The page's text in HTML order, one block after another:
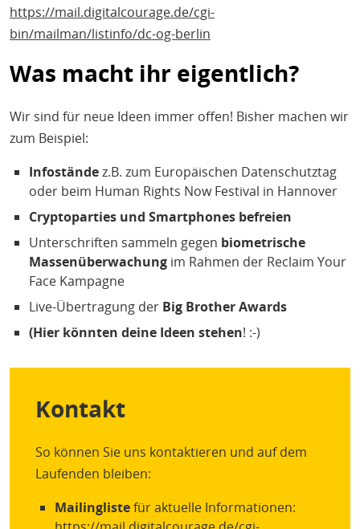
https://mail.digitalcourage.de/cgi-
bin/mailman/listinfo/dc-og-berlin
Was macht ihr eigentlich?
Wir sind für neue Ideen immer offen! Bisher machen wir
zum Beispiel:
Infoständez.B. zum Europäischen Datenschutztag
oder beim Human Rights Now Festival in Hannover
Cryptoparties und Smartphones befreien
Unterschriften sammeln gegen biometrische
Massenüberwachung im Rahmen der Reclaim Your
Face Kampagne
Live-Übertragung der Big Brother Awards
(Hier könnten deine Ideen stehen! :-)
Kontakt
So können Sie uns kontaktieren und auf dem
Laufenden bleiben:
Mailinglistefür aktuelle Informationen: